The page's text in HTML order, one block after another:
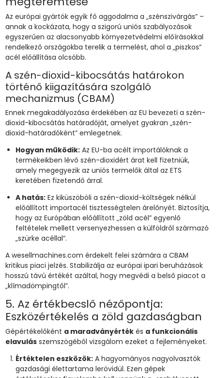
Az európai gyártók egyik fő aggodalma a „szénszivárgás” –
annak a kockázata, hogy a szigorú uniós szabályozások
egyszerűen az alacsonyabb környezetvédelmi előírásokkal
rendelkező országokba terelik a termelést, ahol a „piszkos”
acél előállítása olcsóbb.
A szén-dioxid-kibocsátás határokon
történő kiigazítására szolgáló
mechanizmus (CBAM)
Ennek megakadályozása érdekében az EU bevezeti a szén-
dioxid-kibocsátás határadóját, amelyet gyakran „szén-
dioxid-határadóként” emlegetnek.
Hogyan működik:Az EU-ba acélt importálóknak a
termékeikben lévő szén-dioxidért árat kell fizetniük,
amely megegyezik az uniós termelők által az ETS
keretében fizetendő árral.
A hatás:Ez kiküszöböli a szén-dioxid-költségek nélkül
előállított importacél tisztességtelen árelőnyét. Biztosítja,
hogy az Európában előállított „zöld acél” egyenlő
feltételek mellett versenyezhessen a külföldről származó
„szürke acéllal”.
A wesellmachines.com érdekelt felei számára a CBAM
kritikus piaci jelzés. Stabilizálja az európai ipari beruházások
hosszú távú értékét azáltal, hogy megvédi a belső piacot a
„klímadömpingtől”.
5. Az értékbecslő nézőpontja:
Eszközértékelés a zöld gazdaságban
Gépértékelőként a maradványértékés a funkcionális
elavulásszemszögéből vizsgálom ezeket a fejleményeket.
Értéktelen eszközök:A hagyományos nagyolvasztók
gazdasági élettartama lerövidül. Ezen gépek